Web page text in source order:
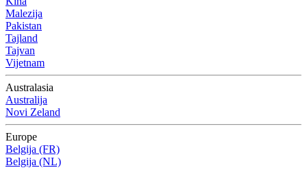
Malezija
Pakistan
Tajland
Tajvan
Vijetnam
Australasia
Australija
Novi Zeland
Europe
Belgija (FR)
Belgija (NL)